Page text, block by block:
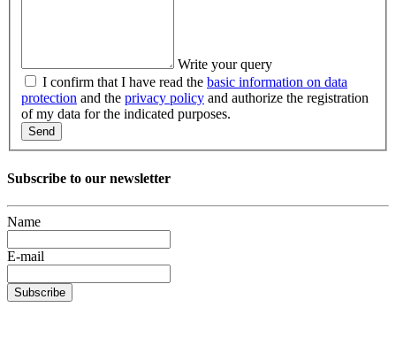
Write your query
I confirm that I have read the basic information on data
protection and the privacy policy and authorize the registration
of my data for the indicated purposes.
Send
Subscribe to our newsletter
Name
E-mail
Subscribe